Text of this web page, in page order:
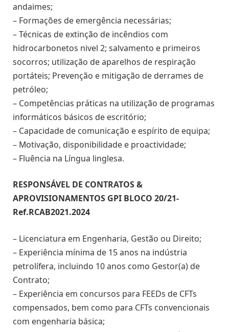
andaimes;
– Formações de emergência necessárias;
– Técnicas de extinção de incêndios com
hidrocarbonetos nivel 2; salvamento e primeiros
socorros; utilização de aparelhos de respiração
portáteis; Prevenção e mitigação de derrames de
petróleo;
– Competências práticas na utilização de programas
informáticos básicos de escritório;
– Capacidade de comunicação e espírito de equipa;
– Motivação, disponibilidade e proactividade;
– Fluência na Língua linglesa.
RESPONSÁVEL DE CONTRATOS &
APROVISIONAMENTOS GPI BLOCO 20/21-
Ref.RCAB2021.2024
– Licenciatura em Engenharia, Gestão ou Direito;
– Experiência mínima de 15 anos na indústria
petrolífera, incluindo 10 anos como Gestor(a) de
Contrato;
– Experiência em concursos para FEEDs de CFTs
compensados, bem como para CFTs convencionais
com engenharia básica;